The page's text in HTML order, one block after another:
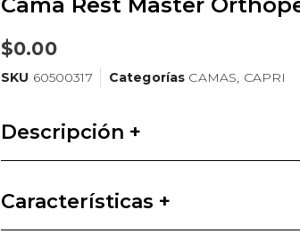
$0.00
SKU 60500317 Categorías CAMAS, CAPRI
Descripción +
Características +